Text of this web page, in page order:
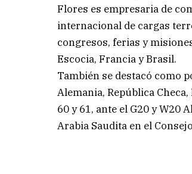
Flores es empresaria de
internacional de cargas
congresos, ferias y
Escocia, Francia y Brasil.
También se destacó como
Alemania, República
60 y 61, ante el G20 y W20
Arabia Saudita en el